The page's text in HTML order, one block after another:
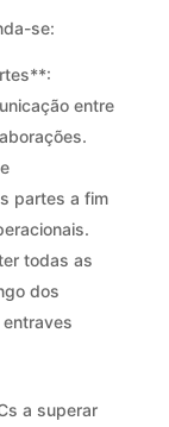
se:
entre
partes a fim
todas as
dos
a superar